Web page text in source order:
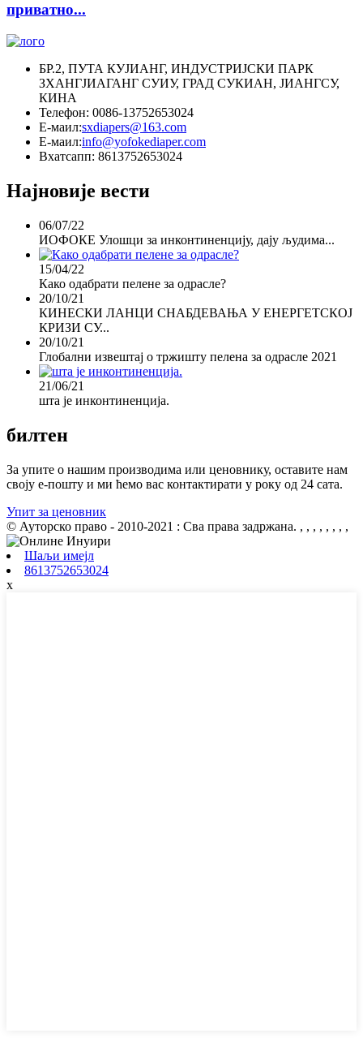
приватно...
БР.2, ПУТА КУЈИАНГ, ИНДУСТРИЈСКИ ПАРК
ЗХАНГЈИАГАНГ СУИУ, ГРАД СУКИАН, ЈИАНГСУ,
КИНА
Телефон: 0086-13752653024
Е-маил:sxdiapers@163.com
Е-маил:info@yofokediaper.com
Вхатсапп: 8613752653024
Најновије вести
06/07/22
ИОФОКЕ Улошци за инконтиненцију, дају људима...
15/04/22
Како одабрати пелене за одрасле?
20/10/21
КИНЕСКИ ЛАНЦИ СНАБДЕВАЊА У ЕНЕРГЕТСКОЈ
КРИЗИ СУ...
20/10/21
Глобални извештај о тржишту пелена за одрасле 2021
21/06/21
шта је инконтиненција.
билтен
За упите о нашим производима или ценовнику, оставите нам
своју е-пошту и ми ћемо вас контактирати у року од 24 сата.
Упит за ценовник
© Ауторско право - 2010-2021 : Сва права задржана. , , , , , , , ,
Шаљи имејл
8613752653024
x